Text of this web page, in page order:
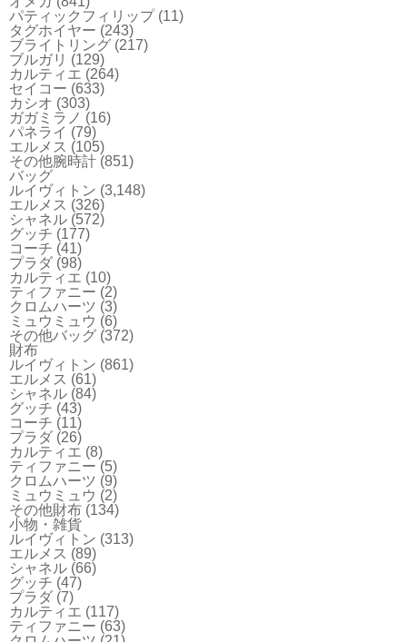
パティックフィリップ(11)
タグホイヤー (243)
ブライトリング (217)
ブルガリ (129)
カルティエ (264)
セイコー (633)
カシオ (303)
ガガミラノ (16)
パネライ (79)
エルメス (105)
その他腕時計 (851)
バッグ
ルイヴィトン (3,148)
エルメス (326)
シャネル (572)
グッチ (177)
コーチ (41)
プラダ (98)
カルティエ (10)
ティファニー (2)
クロムハーツ (3)
ミュウミュウ (6)
その他バッグ (372)
財布
ルイヴィトン (861)
エルメス (61)
シャネル (84)
グッチ (43)
コーチ (11)
プラダ (26)
カルティエ (8)
ティファニー (5)
クロムハーツ (9)
ミュウミュウ (2)
その他財布 (134)
小物・雑貨
ルイヴィトン (313)
エルメス (89)
シャネル (66)
グッチ (47)
プラダ (7)
カルティエ (117)
ティファニー (63)